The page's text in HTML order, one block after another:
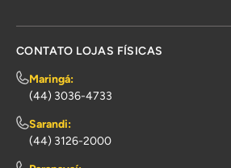
CONTATO LOJAS FÍSICAS
Maringá:
(44) 3036-4733
Sarandi:
(44) 3126-2000